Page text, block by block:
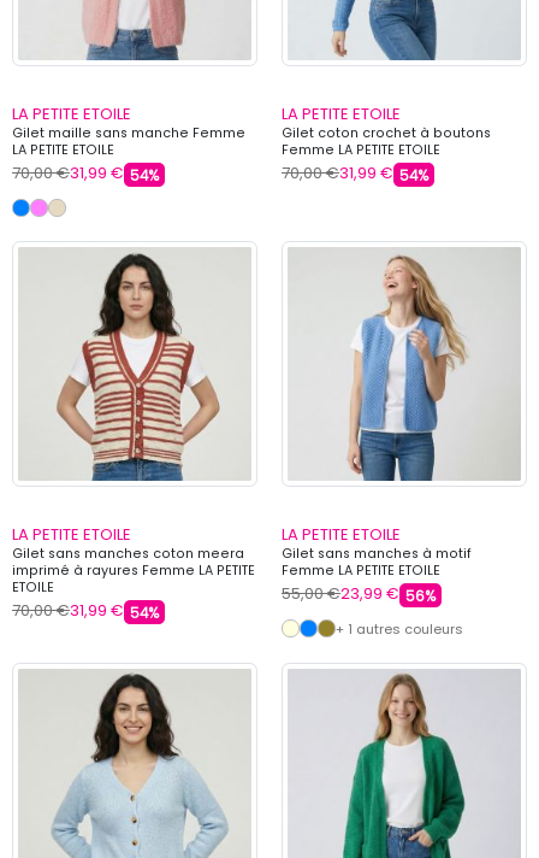
LA PETITE ETOILE
Gilet maille sans manche Femme
LA PETITE ETOILE
70,00 €31,99 € 54%
LA PETITE ETOILE
Gilet coton crochet à boutons
Femme LA PETITE ETOILE
70,00 €31,99 € 54%
LA PETITE ETOILE
Gilet sans manches coton meera
imprimé à rayures Femme LA PETITE
ETOILE
70,00 €31,99 € 54%
LA PETITE ETOILE
Gilet sans manches à motif
Femme LA PETITE ETOILE
55,00 €23,99 € 56%
+ 1 autres couleurs